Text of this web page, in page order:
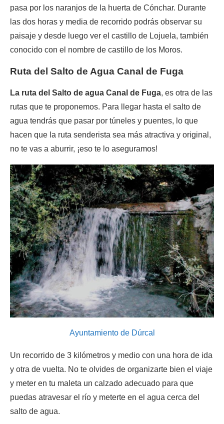
pasa por los naranjos de la huerta de Cónchar. Durante
las dos horas y media de recorrido podrás observar su
paisaje y desde luego ver el castillo de Lojuela, también
conocido con el nombre de castillo de los Moros.
Ruta del Salto de Agua Canal de Fuga
La ruta del Salto de agua Canal de Fuga, es otra de las
rutas que te proponemos. Para llegar hasta el salto de
agua tendrás que pasar por túneles y puentes, lo que
hacen que la ruta senderista sea más atractiva y original,
no te vas a aburrir, ¡eso te lo aseguramos!
Ayuntamiento de Dúrcal
Un recorrido de 3 kilómetros y medio con una hora de ida
y otra de vuelta. No te olvides de organizarte bien el viaje
y meter en tu maleta un calzado adecuado para que
puedas atravesar el río y meterte en el agua cerca del
salto de agua.